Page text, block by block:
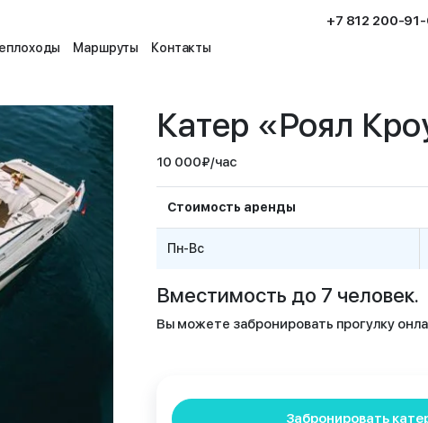
+7 812 200-
Маршруты Контакты
Катер «Роял
10 000₽/час
Стоимость аренды
Пн-Вс
Вместимость до 7 человек.
Вы можете забронировать прогулку
Забронировать